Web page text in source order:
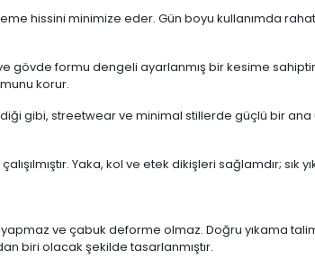
hissini minimize eder. Gün boyu kullanımda
gövde formu dengeli ayarlanmış bir kesime
korur.
gibi, streetwear ve minimal stillerde güçlü bir
Yaka, kol ve etek dikişleri sağlamdır;
ve çabuk deforme olmaz. Doğru yıkama
biri olacak şekilde tasarlanmıştır.